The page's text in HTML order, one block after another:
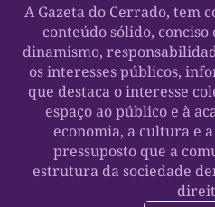
A Gazeta do Cerrado, tem
conteúdo sólido,
dinamismo,
os interesses públicos,
que destaca o interesse
espaço ao público e à
economia, a cultura e
pressuposto que a
estrutura da sociedade